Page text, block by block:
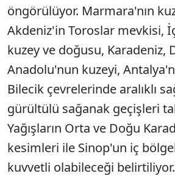
öngörülüyor. Marmara'nın
Akdeniz'in Toroslar mevkisi,
kuzey ve doğusu, Karadeniz,
Anadolu'nun kuzeyi,
Bilecik çevrelerinde aralıklı
gürültülü sağanak geçişleri
Yağışların Orta ve Doğu
kesimleri ile Sinop'un iç
kuvvetli olabileceği belirtiliyor.